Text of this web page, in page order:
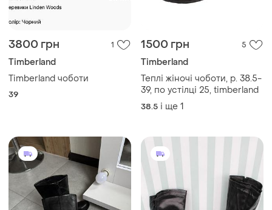
3800 грн 1
Timberland
Timberland чоботи
39
1500 грн 5
Timberland
Теплі жіночі чоботи, р. 38.5-
39, по устілці 25, timberland
38.5 і ще 1